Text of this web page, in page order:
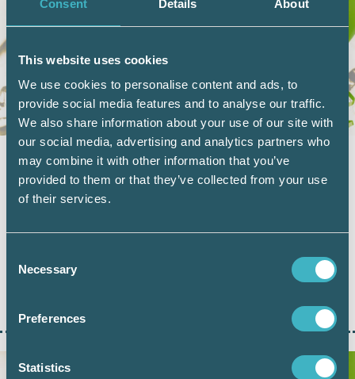
Consent Details About
This website uses cookies
We use cookies to personalise content and ads, to
provide social media features and to analyse our traffic.
We also share information about your use of our site with
our social media, advertising and analytics partners who
may combine it with other information that you’ve
provided to them or that they’ve collected from your use
of their services.
Selection
Necessary
Preferences
Statistics
28 juni 2024
ALK 10 år: Maria valde dubbel
auktorisation från start
I år är det tio år sedan de första Auktoriserade